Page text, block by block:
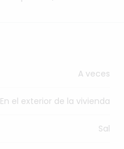
A veces
En el exterior de la vivienda
Sal